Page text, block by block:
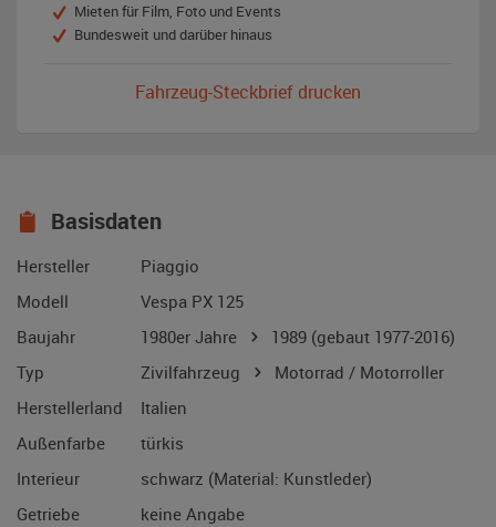
Mieten für Film, Foto und Events
Bundesweit und darüber hinaus
Fahrzeug-Steckbrief drucken
Basisdaten
Hersteller
Piaggio
Modell
Vespa PX 125
Baujahr
1980er Jahre 1989 (gebaut 1977-2016)
Typ
Zivilfahrzeug
Motorrad / Motorroller
Herstellerland
Italien
Außenfarbe
türkis
Interieur
schwarz (Material: Kunstleder)
Getriebe
keine Angabe